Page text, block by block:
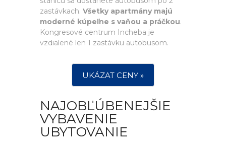
zastávkach. Všetky apartmány majú
moderné kúpeľne s vaňou a práčkou.
Kongresové centrum Incheba je
vzdialené len 1 zastávku autobusom.
UKÁZAT CENY »
NAJOBĽÚBENEJŠIE
VYBAVENIE
UBYTOVANIE